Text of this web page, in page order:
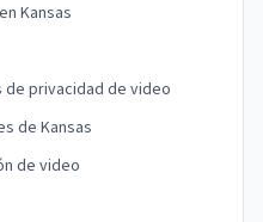
Kansas
privacidad de video
de Kansas
de video